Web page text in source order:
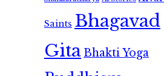
Saints Bhagavad
GitaBhakti Yoga